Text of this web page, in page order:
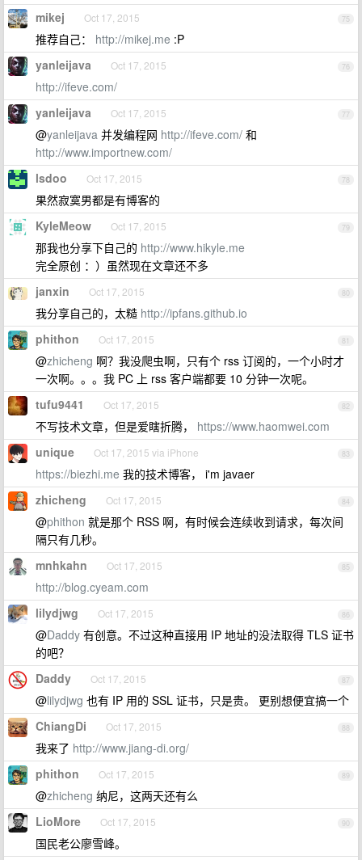
75
mikej Oct 17, 2015
推荐自己： http://mikej.me :P
76
yanleijava Oct 17, 2015
http://ifeve.com/
77
yanleijava Oct 17, 2015
@yanleijava 并发编程网 http://ifeve.com/ 和
http://www.importnew.com/
78
lsdoo Oct 17, 2015
果然寂寞男都是有博客的
79
KyleMeow Oct 17, 2015
那我也分享下自己的 http://www.hikyle.me
完全原创 ：）虽然现在文章还不多
80
janxin Oct 17, 2015
我分享自己的，太糙 http://ipfans.github.io
81
phithon Oct 17, 2015
@zhicheng 啊？我没爬虫啊，只有个 rss 订阅的，一个小时才
一次啊。。。我 PC 上 rss 客户端都要 10 分钟一次呢。
82
tufu9441 Oct 17, 2015
不写技术文章，但是爱瞎折腾， https://www.haomwei.com
83
unique Oct 17, 2015 via iPhone
https://biezhi.me 我的技术博客， i'm javaer
84
zhicheng Oct 17, 2015
@phithon 就是那个 RSS 啊，有时候会连续收到请求，每次间
隔只有几秒。
85
mnhkahn Oct 17, 2015
http://blog.cyeam.com
86
lilydjwg Oct 17, 2015
@Daddy 有创意。不过这种直接用 IP 地址的没法取得 TLS 证书
的吧？
87
Daddy Oct 17, 2015
@lilydjwg 也有 IP 用的 SSL 证书，只是贵。 更别想便宜搞一个
88
ChiangDi Oct 17, 2015
我来了 http://www.jiang-di.org/
89
phithon Oct 17, 2015
@zhicheng 纳尼，这两天还有么
90
LioMore Oct 17, 2015
国民老公廖雪峰。